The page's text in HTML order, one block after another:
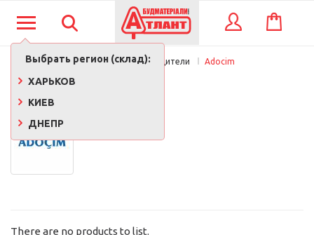
Выбрать регион (склад):
ХАРЬКОВ
КИЕВ
ДНЕПР
КОРЗИНА
Главная Производители Adocim
ADOCIM
There are no products to list.